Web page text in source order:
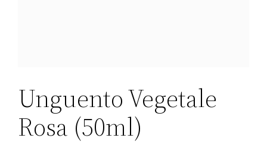
Unguento Vegetale
Rosa (50ml)